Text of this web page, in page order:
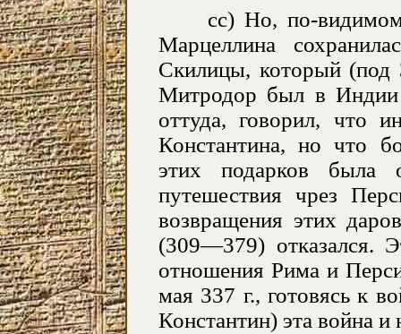
cc) Но, по-видимому,
Марцеллина
Скилицы, который (под
Митродор был в Индии
оттуда, говорил, что
Константина, но что
этих подарков
путешествия чрез
возвращения этих
(309—379) отказался.
отношения Рима и
мая 337 г., готовясь к
Константин) эта война и